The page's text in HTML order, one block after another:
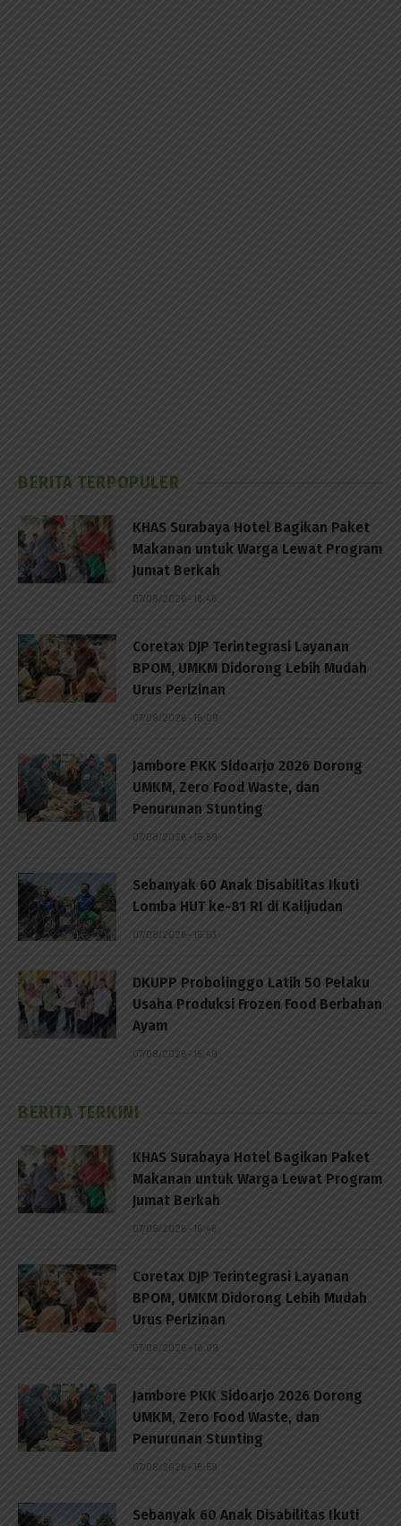
BERITA TERPOPULER
KHAS Surabaya Hotel Bagikan Paket
Makanan untuk Warga Lewat Program
Jumat Berkah
07/08/2026 - 16:46
Coretax DJP Terintegrasi Layanan
BPOM, UMKM Didorong Lebih Mudah
Urus Perizinan
07/08/2026 - 16:09
Jambore PKK Sidoarjo 2026 Dorong
UMKM, Zero Food Waste, dan
Penurunan Stunting
07/08/2026 - 15:59
Sebanyak 60 Anak Disabilitas Ikuti
Lomba HUT ke-81 RI di Kalijudan
07/08/2026 - 15:53
DKUPP Probolinggo Latih 50 Pelaku
Usaha Produksi Frozen Food Berbahan
Ayam
07/08/2026 - 15:49
BERITA TERKINI
KHAS Surabaya Hotel Bagikan Paket
Makanan untuk Warga Lewat Program
Jumat Berkah
07/08/2026 - 16:46
Coretax DJP Terintegrasi Layanan
BPOM, UMKM Didorong Lebih Mudah
Urus Perizinan
07/08/2026 - 16:09
Jambore PKK Sidoarjo 2026 Dorong
UMKM, Zero Food Waste, dan
Penurunan Stunting
07/08/2026 - 15:59
Sebanyak 60 Anak Disabilitas Ikuti